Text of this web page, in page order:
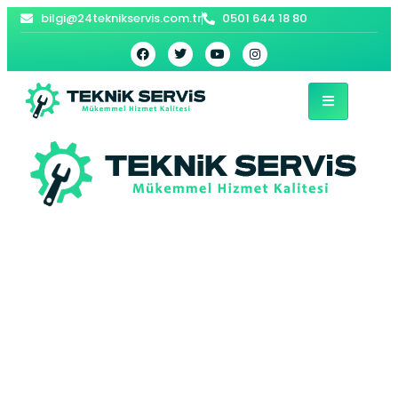
bilgi@24teknikservis.com.tr 0501 644 18 80